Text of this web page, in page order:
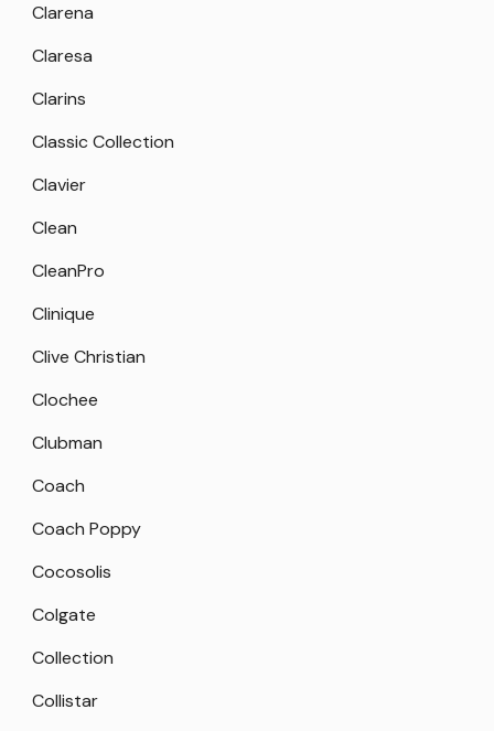
Clarena
Claresa
Clarins
Classic Collection
Clavier
Clean
CleanPro
Clinique
Clive Christian
Clochee
Clubman
Coach
Coach Poppy
Cocosolis
Colgate
Collection
Collistar